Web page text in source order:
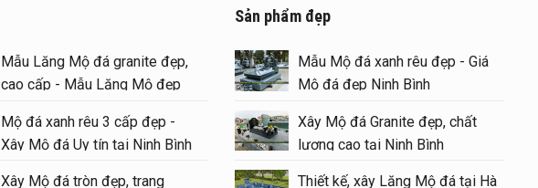
Mẫu Lăng Mộ đá granite đẹp,
cao cấp - Mẫu Lăng Mộ đẹp
Mộ đá xanh rêu 3 cấp đẹp -
Xây Mộ đá Uy tín tại Ninh Bình
Xây Mộ đá tròn đẹp, trang
Sản phẩm đẹp
Mẫu Mộ đá xanh rêu đẹp - Giá
Mộ đá đẹp Ninh Bình
Xây Mộ đá Granite đẹp, chất
lượng cao tại Ninh Bình
Thiết kế, xây Lăng Mộ đá tại Hà